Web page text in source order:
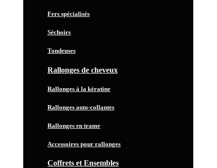
Fers spécialisés
Séchoirs
Tondeuses
Rallonges de cheveux
Rallonges à la kératine
Rallonges auto-collantes
Rallonges en trame
Accessoires pour rallonges
Coffrets et Ensembles